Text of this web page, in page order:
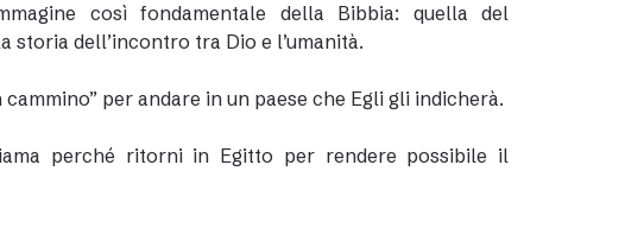
così fondamentale della Bibbia: quella del
storia dell’incontro tra Dio e l’umanità.
per andare in un paese che Egli gli indicherà.
perché ritorni in Egitto per rendere possibile il